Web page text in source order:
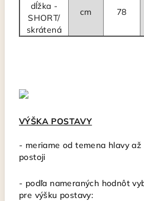
dĺžka -
SHORT/
skrátená
cm 78
VÝŠKA POSTAVY
- meriame od temena hlavy
postoji
- podľa nameraných hodnôt
pre výšku postavy: